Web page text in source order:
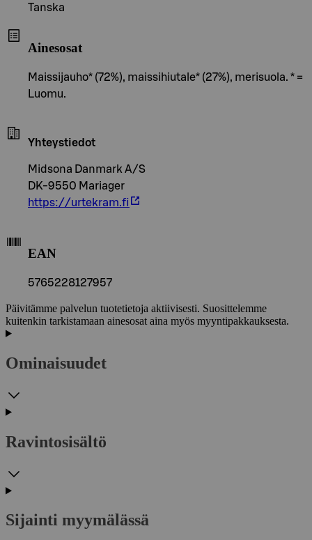
Tanska
Ainesosat
Maissijauho* (72%), maissihiutale* (27%), merisuola. * =
Luomu.
Yhteystiedot
Midsona Danmark A/S
DK-9550 Mariager
https://urtekram.fi
EAN
5765228127957
Päivitämme palvelun tuotetietoja aktiivisesti. Suosittelemme
kuitenkin tarkistamaan ainesosat aina myös myyntipakkauksesta.
Ominaisuudet
Ravintosisältö
Sijainti myymälässä